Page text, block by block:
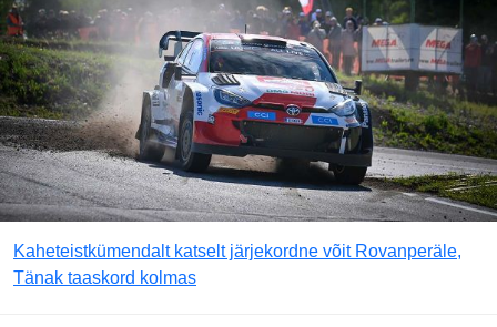
Kaheteistkümendalt katselt järjekordne võit Rovanperäle,
Tänak taaskord kolmas